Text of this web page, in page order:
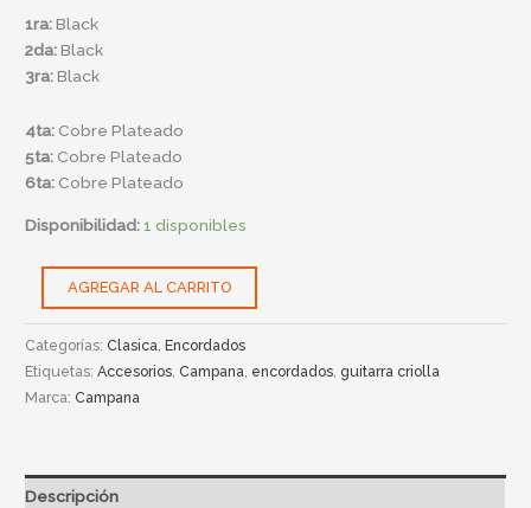
1ra:Black
2da:Black
3ra:Black
4ta: Cobre Plateado
5ta: Cobre Plateado
6ta: Cobre Plateado
Disponibilidad:1 disponibles
AGREGAR AL CARRITO
Categorías: Clasica ,Encordados
Etiquetas:Accesorios Campana encordados guitarra criolla
Marca: Campana
Descripción